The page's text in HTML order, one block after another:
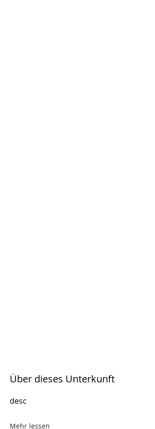
Über dieses Unterkunft
desc
Mehr lessen